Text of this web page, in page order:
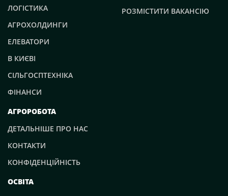
ЛОГІСТИКА
АГРОХОЛДИНГИ
ЕЛЕВАТОРИ
В КИЄВІ
СІЛЬГОСПТЕХНІКА
ФІНАНСИ
РОЗМІСТИТИ ВАКАНСІЮ
АГРОРОБОТА
ДЕТАЛЬНІШЕ ПРО НАС
КОНТАКТИ
КОНФІДЕНЦІЙНІСТЬ
ОСВІТА